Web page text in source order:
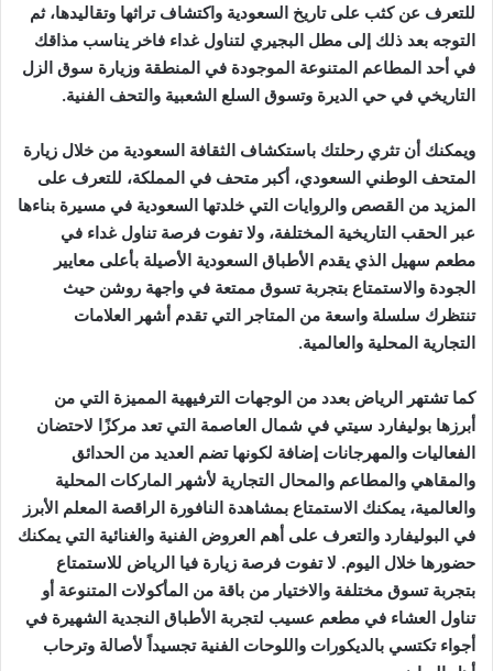
للتعرف عن كثب على تاريخ السعودية واكتشاف تراثها وتقاليدها، ثم
التوجه بعد ذلك إلى مطل البجيري لتناول غداء فاخر يناسب مذاقك
في أحد المطاعم المتنوعة الموجودة في المنطقة وزيارة سوق الزل
التاريخي في حي الديرة وتسوق السلع الشعبية والتحف الفنية.
ويمكنك أن تثري رحلتك باستكشاف الثقافة السعودية من خلال زيارة
المتحف الوطني السعودي، أكبر متحف في المملكة، للتعرف على
المزيد من القصص والروايات التي خلدتها السعودية في مسيرة بناءها
عبر الحقب التاريخية المختلفة، ولا تفوت فرصة تناول غداء في
مطعم سهيل الذي يقدم الأطباق السعودية الأصيلة بأعلى معايير
الجودة والاستمتاع بتجربة تسوق ممتعة في واجهة روشن حيث
تنتظرك سلسلة واسعة من المتاجر التي تقدم أشهر العلامات
التجارية المحلية والعالمية.
كما تشتهر الرياض بعدد من الوجهات الترفيهية المميزة التي من
أبرزها بوليفارد سيتي في شمال العاصمة التي تعد مركزًا لاحتضان
الفعاليات والمهرجانات إضافة لكونها تضم العديد من الحدائق
والمقاهي والمطاعم والمحال التجارية لأشهر الماركات المحلية
والعالمية، يمكنك الاستمتاع بمشاهدة النافورة الراقصة المعلم الأبرز
في البوليفارد والتعرف على أهم العروض الفنية والغنائية التي يمكنك
حضورها خلال اليوم. لا تفوت فرصة زيارة فيا الرياض للاستمتاع
بتجربة تسوق مختلفة والاختيار من باقة من المأكولات المتنوعة أو
تناول العشاء في مطعم عسيب لتجربة الأطباق النجدية الشهيرة في
أجواء تكتسي بالديكورات واللوحات الفنية تجسيداً لأصالة وترحاب